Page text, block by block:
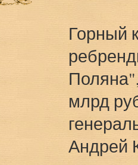
Горный
млрд
Андрей